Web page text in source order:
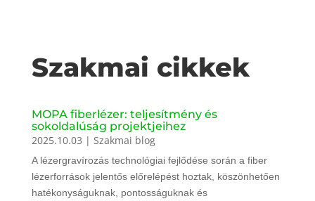
Szakmai cikkek
MOPA fiberlézer: teljesítmény és
sokoldalúság projektjeihez
2025.10.03 | Szakmai blog
A lézergravírozás technológiai fejlődése során a fiber
lézerforrások jelentős előrelépést hoztak, köszönhetően
hatékonyságuknak, pontosságuknak és